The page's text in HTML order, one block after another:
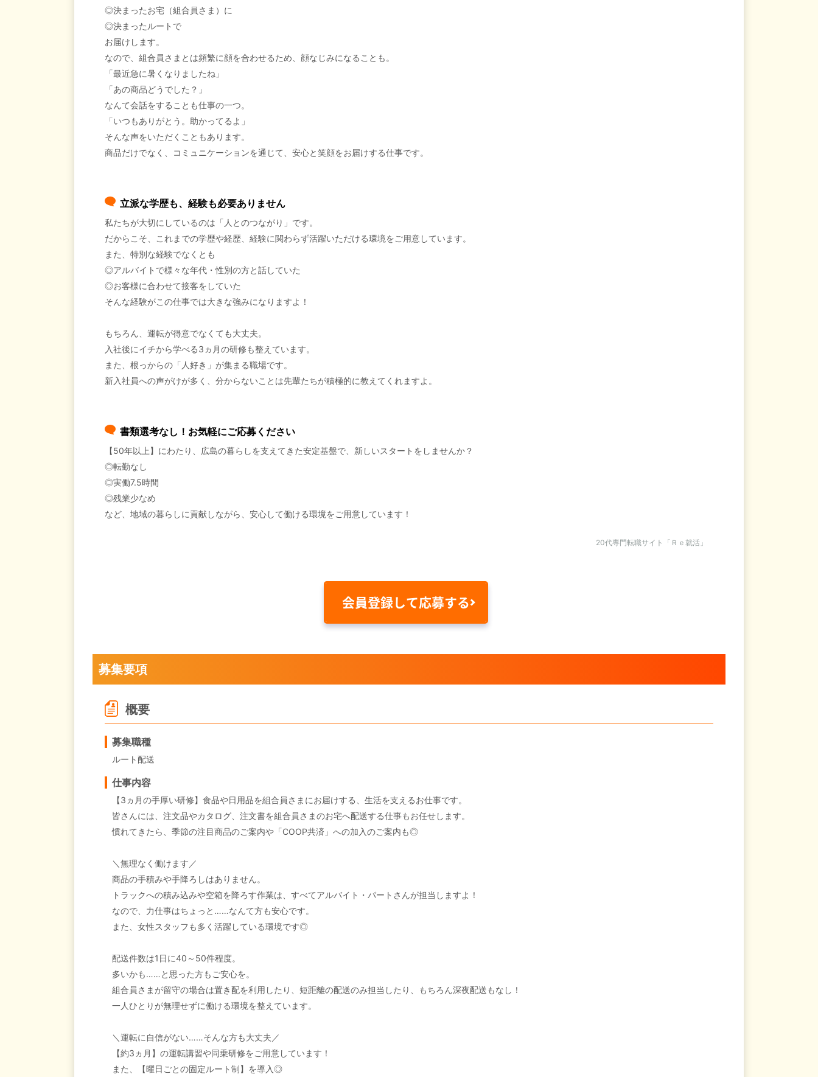
◎決まったお宅（組合員さま）に
◎決まったルートで
お届けします。
なので、組合員さまとは頻繁に顔を合わせるため、顔なじみになることも。
「最近急に暑くなりましたね」
「あの商品どうでした？」
なんて会話をすることも仕事の一つ。
「いつもありがとう。助かってるよ」
そんな声をいただくこともあります。
商品だけでなく、コミュニケーションを通じて、安心と笑顔をお届けする仕事です。
立派な学歴も、経験も必要ありません
私たちが大切にしているのは「人とのつながり」です。
だからこそ、これまでの学歴や経歴、経験に関わらず活躍いただける環境をご用意しています。
また、特別な経験でなくとも
◎アルバイトで様々な年代・性別の方と話していた
◎お客様に合わせて接客をしていた
そんな経験がこの仕事では大きな強みになりますよ！
もちろん、運転が得意でなくても大丈夫。
入社後にイチから学べる3ヵ月の研修も整えています。
また、根っからの「人好き」が集まる職場です。
新入社員への声がけが多く、分からないことは先輩たちが積極的に教えてくれますよ。
書類選考なし！お気軽にご応募ください
【50年以上】にわたり、広島の暮らしを支えてきた安定基盤で、新しいスタートをしませんか？
◎転勤なし
◎実働7.5時間
◎残業少なめ
など、地域の暮らしに貢献しながら、安心して働ける環境をご用意しています！
20代専門転職サイト「Ｒｅ就活」
会員登録して応募する
募集要項
概要
募集職種
ルート配送
仕事内容
【3ヵ月の手厚い研修】食品や日用品を組合員さまにお届けする、生活を支えるお仕事です。
皆さんには、注文品やカタログ、注文書を組合員さまのお宅へ配送する仕事もお任せします。
慣れてきたら、季節の注目商品のご案内や「COOP共済」への加入のご案内も◎
＼無理なく働けます／
商品の手積みや手降ろしはありません。
トラックへの積み込みや空箱を降ろす作業は、すべてアルバイト・パートさんが担当しますよ！
なので、力仕事はちょっと……なんて方も安心です。
また、女性スタッフも多く活躍している環境です◎
配送件数は1日に40～50件程度。
多いかも……と思った方もご安心を。
組合員さまが留守の場合は置き配を利用したり、短距離の配送のみ担当したり、もちろん深夜配送もなし！
一人ひとりが無理せずに働ける環境を整えています。
＼運転に自信がない……そんな方も大丈夫／
【約3ヵ月】の運転講習や同乗研修をご用意しています！
また、【曜日ごとの固定ルート制】を導入◎